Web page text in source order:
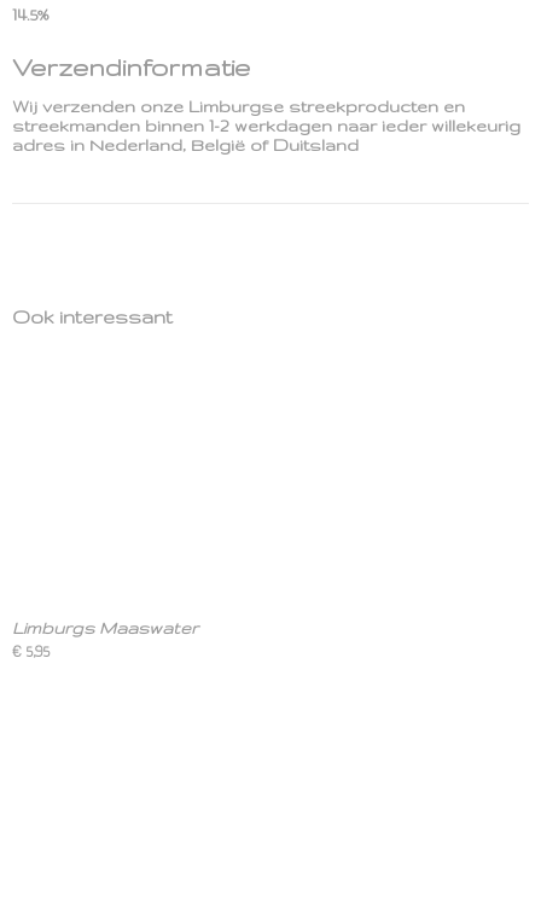
14.5%
Verzendinformatie
Wij verzenden onze Limburgse streekproducten en
streekmanden binnen 1-2 werkdagen naar ieder willekeurig
adres in Nederland, België of Duitsland
Ook interessant
Limburgs Maaswater
€ 5,95